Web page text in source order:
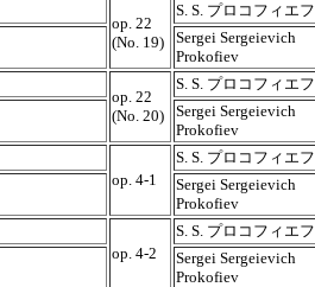
op. 22
(No. 19)
S. S. プロコフィエフ
Sergei Sergeievich
Prokofiev
op. 22
(No. 20)
S. S. プロコフィエフ
Sergei Sergeievich
Prokofiev
op. 4-1
S. S. プロコフィエフ
Sergei Sergeievich
Prokofiev
op. 4-2
S. S. プロコフィエフ
Sergei Sergeievich
Prokofiev